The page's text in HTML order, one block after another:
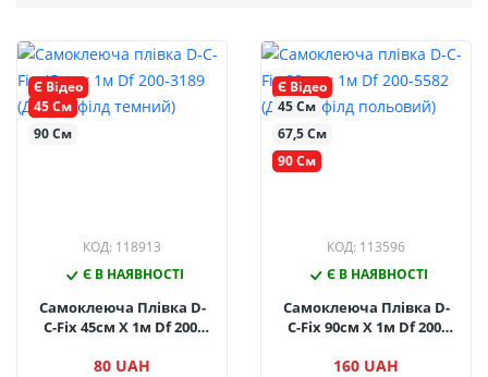
Є Відео
45 См
90 См
КОД: 118913
Є В НАЯВНОСТІ
Самоклеюча Плівка D-
C-Fix 45см Х 1м Df 200-
Темний)
80 UAH
Є Відео
45 См
67,5 См
90 См
КОД: 113596
Є В НАЯВНОСТІ
Самоклеюча Плівка D-
C-Fix 90см Х 1м Df 200-
Польовий)
160 UAH